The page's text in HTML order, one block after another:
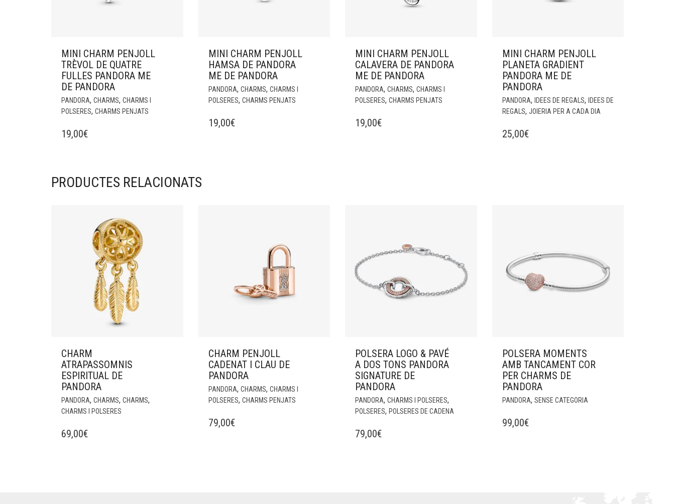
MINI CHARM PENJOLL
TRÈVOL DE QUATRE
FULLES PANDORA ME
DE PANDORA
PANDORA, CHARMS, CHARMS I
POLSERES, CHARMS PENJATS
19,00€
MINI CHARM PENJOLL
HAMSA DE PANDORA
ME DE PANDORA
PANDORA, CHARMS, CHARMS I
POLSERES, CHARMS PENJATS
19,00€
MINI CHARM PENJOLL
CALAVERA DE PANDORA
ME DE PANDORA
PANDORA, CHARMS, CHARMS I
POLSERES, CHARMS PENJATS
19,00€
MINI CHARM PENJOLL
PLANETA GRADIENT
PANDORA ME DE
PANDORA
PANDORA, IDEES DE REGALS,
IDEES DE
REGALS, JOIERIA PER A CADA DIA
25,00€
PRODUCTES RELACIONATS
CHARM
ATRAPASSOMNIS
ESPIRITUAL DE
PANDORA
PANDORA, CHARMS, CHARMS,
CHARMS I POLSERES
69,00€
CHARM PENJOLL
CADENAT I CLAU DE
PANDORA
PANDORA, CHARMS, CHARMS I
POLSERES, CHARMS PENJATS
79,00€
POLSERA LOGO & PAVÉ
A DOS TONS PANDORA
SIGNATURE DE
PANDORA
PANDORA, CHARMS I POLSERES,
POLSERES, POLSERES DE CADENA
79,00€
POLSERA MOMENTS
AMB TANCAMENT COR
PER CHARMS DE
PANDORA
PANDORA, SENSE CATEGORIA
99,00€